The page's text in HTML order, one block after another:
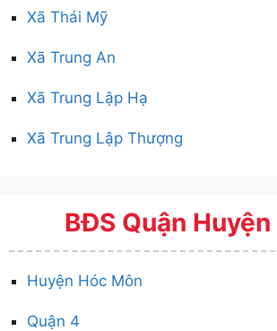
Xã Thái Mỹ
Xã Trung An
Xã Trung Lập Hạ
Xã Trung Lập Thượng
BĐS Quận
Huyện Hóc Môn
Quận 4